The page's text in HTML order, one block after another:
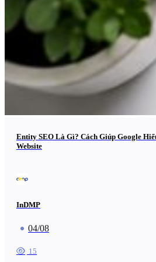
Entity SEO Là Gì? Cách Giúp Google
Website
InDMP
04/08
15